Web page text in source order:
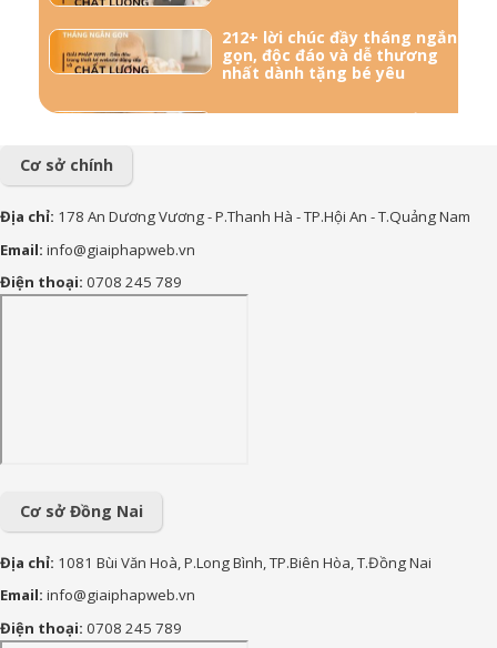
212+ lời chúc đầy tháng ngắn
gọn, độc đáo và dễ thương
nhất dành tặng bé yêu
57+ Những lời chúc bà bầu
thuận lợi hay và ý nghĩa nhất
Cơ sở chính
Địa chỉ: 178 An Dương Vương - P.Thanh Hà - TP.Hội An - T.Quảng Nam
Email: info@giaiphapweb.vn
Điện thoại: 0708 245 789
Cơ sở Đồng Nai
Địa chỉ: 1081 Bùi Văn Hoà, P.Long Bình, TP.Biên Hòa, T.Đồng Nai
Email: info@giaiphapweb.vn
Điện thoại: 0708 245 789